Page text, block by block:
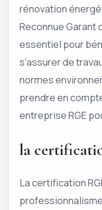
rénovation
Reconnue Garant
essentiel pour
s’assurer de
normes
prendre en
entreprise RGE
la
La certification